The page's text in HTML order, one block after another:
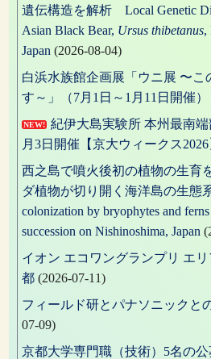
遺伝構造を解析 Local Genetic
Asian Black Bear, Ursus thibetanus,
Japan (2026-08-04)
白浜水族館企画展「ウニ展 〜こ
す～」（7月1日～1月11日開催）
NEW!
紀伊大島実験所 本州最南
月3日開催【京大ウィークス2026
西之島で噴火後初の植物の生育
ダ植物が切り開く海洋島の生
colonization by bryophytes and
succession on Nishinoshima, Japan
イオン エコワングランプリ エ
都 (2026-07-11)
フィールド研とパナソニックと
07-09)
京都大学専門職（技術）5名の公